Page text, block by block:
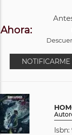
Ahora:
NOTIFICARME
Isbn: